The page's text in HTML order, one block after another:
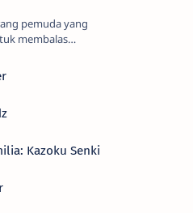
membalas
seniman bela diri
dikhianati oleh anak
Kazoku Senki